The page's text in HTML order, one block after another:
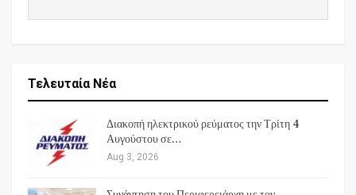
Τελευταία Νέα
Διακοπή ηλεκτρικού ρεύματος την Τρίτη 4
Αυγούστου σε…
Aug 3, 2026